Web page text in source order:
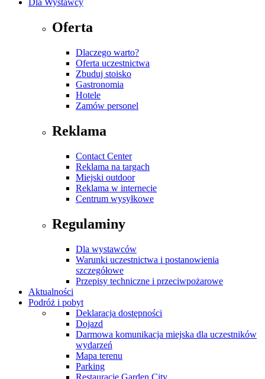
Dla Wystawcy
Oferta
Dlaczego warto?
Oferta uczestnictwa
Zbuduj stoisko
Gastronomia
Hotele
Zamów personel
Reklama
Contact Center
Reklama na targach
Miejski outdoor
Reklama w internecie
Centrum wysyłkowe
Regulaminy
Dla wystawców
Warunki uczestnictwa i postanowienia
szczegółowe
Przepisy techniczne i przeciwpożarowe
Aktualności
Podróż i pobyt
Deklaracja dostępności
Dojazd
Darmowa komunikacja miejska dla uczestników
wydarzeń
Mapa terenu
Parking
Restauracje Garden City